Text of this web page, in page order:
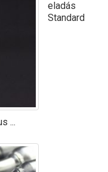
eladás
Standard
...